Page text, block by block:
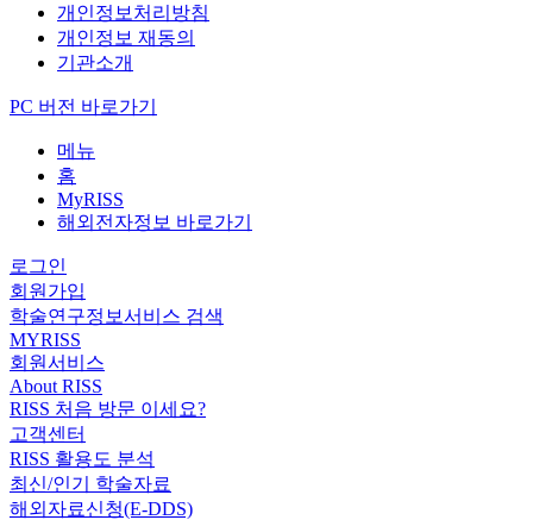
개인정보처리방침
개인정보 재동의
기관소개
PC 버전 바로가기
메뉴
홈
MyRISS
해외전자정보 바로가기
로그인
회원가입
학술연구정보서비스 검색
MYRISS
회원서비스
About RISS
RISS 처음 방문 이세요?
고객센터
RISS 활용도 분석
최신/인기 학술자료
해외자료신청(E-DDS)